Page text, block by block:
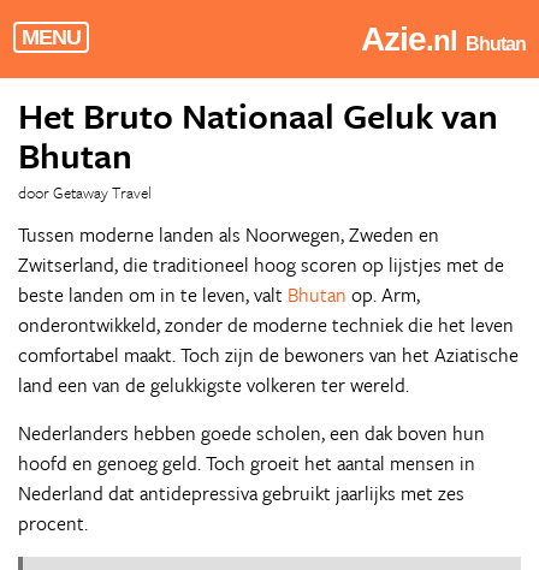
MENU Azie.nl Bhutan
Het Bruto Nationaal Geluk van
Bhutan
door Getaway Travel
Tussen moderne landen als Noorwegen, Zweden en
Zwitserland, die traditioneel hoog scoren op lijstjes met de
beste landen om in te leven, valt Bhutan op. Arm,
onderontwikkeld, zonder de moderne techniek die het leven
comfortabel maakt. Toch zijn de bewoners van het Aziatische
land een van de gelukkigste volkeren ter wereld.
Nederlanders hebben goede scholen, een dak boven hun
hoofd en genoeg geld. Toch groeit het aantal mensen in
Nederland dat antidepressiva gebruikt jaarlijks met zes
procent.